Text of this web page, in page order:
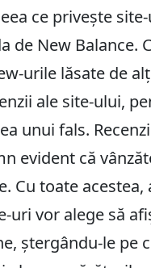
ce privește
de New Balance.
urile lăsate de
ale site-ului,
unui fals.
evident că
Cu toate
uri vor alege să
ștergându-le pe